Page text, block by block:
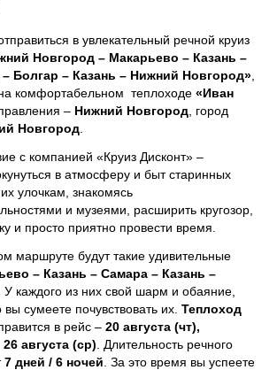
в увлекательный речной круиз
Новгород – Макарьево – Казань –
Болгар – Казань – Нижний Новгород»
комфортабельном теплоходе «Иван
– Нижний Новгород , город
Новгород
с компанией «Круиз Дисконт» –
в атмосферу и быт старинных
улочкам, знакомясь
и музеями, расширить кругозор,
и просто приятно провести время.
маршруте будут такие удивительные
– Казань – Самара – Казань –
. У каждого из них свой шарм и обаяние,
сумеете почувствовать их. Теплоход
в рейс – 20 августа (чт),
августа (ср) . Длительность речного
7 дней / 6 ночей За это время вы успеете